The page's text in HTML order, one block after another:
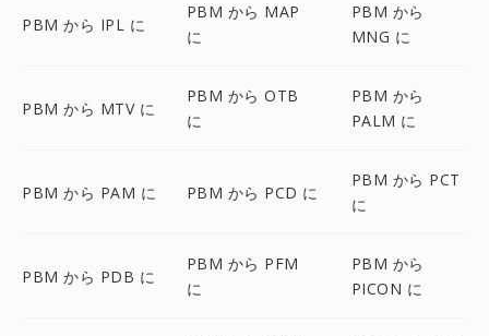
PBM から IPL に
PBM から MAP
に
PBM から
MNG に
PBM から MTV に
PBM から OTB
に
PBM から
PALM に
PBM から PAM に PBM から PCD に
PBM から PCT
に
PBM から PDB に
PBM から PFM
に
PBM から
PICON に